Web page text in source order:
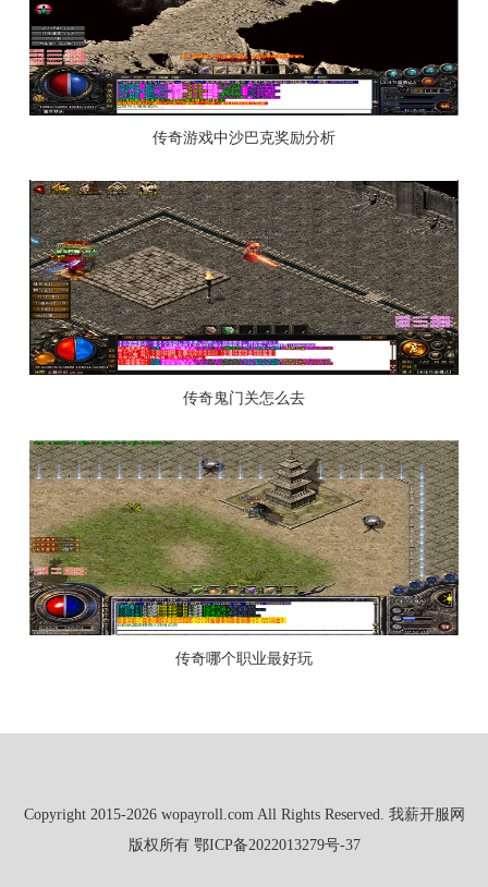
传奇游戏中沙巴克奖励分析
传奇鬼门关怎么去
传奇哪个职业最好玩
Copyright 2015-2026 wopayroll.com All Rights Reserved. 我薪开服网
版权所有 鄂ICP备2022013279号-37